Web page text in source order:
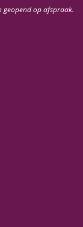
op afspraak.